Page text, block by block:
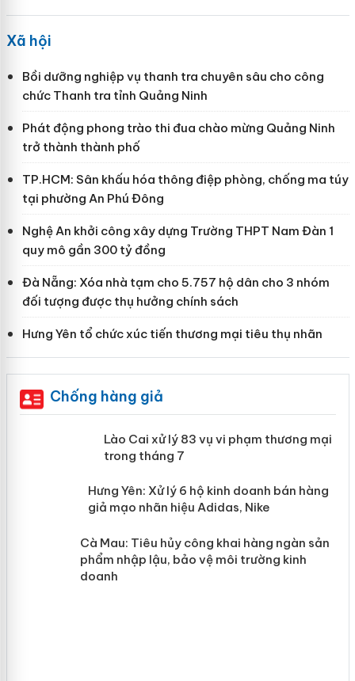
Xã hội
Bồi dưỡng nghiệp vụ thanh tra chuyên sâu cho công
chức Thanh tra tỉnh Quảng Ninh
Phát động phong trào thi đua chào mừng Quảng Ninh
trở thành thành phố
TP.HCM: Sân khấu hóa thông điệp phòng, chống ma túy
tại phường An Phú Đông
Nghệ An khởi công xây dựng Trường THPT Nam Đàn 1
quy mô gần 300 tỷ đồng
Đà Nẵng: Xóa nhà tạm cho 5.757 hộ dân cho 3 nhóm
đối tượng được thụ hưởng chính sách
Hưng Yên tổ chức xúc tiến thương mại tiêu thụ nhãn
Chống hàng giả
Lào Cai xử lý 83 vụ vi phạm thương
mại trong tháng 7
Hưng Yên: Xử lý 6 hộ kinh doanh bán
hàng giả mạo nhãn hiệu Adidas, Nike